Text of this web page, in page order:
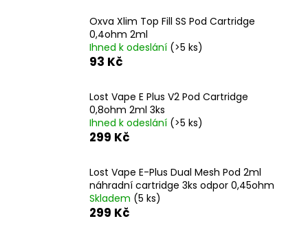
Oxva Xlim Top Fill SS Pod Cartridge
0,4ohm 2ml
Ihned k odeslání (>5 ks)
93 Kč
Lost Vape E Plus V2 Pod Cartridge
0,8ohm 2ml 3ks
Ihned k odeslání (>5 ks)
299 Kč
Lost Vape E-Plus Dual Mesh Pod 2ml
náhradní cartridge 3ks odpor 0,45ohm
Skladem (5 ks)
299 Kč